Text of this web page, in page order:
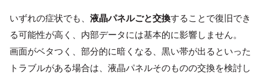
いずれの症状でも、 液晶パネルごと交換することで復旧でき
る可能性が高く、内部データには基本的に影響しません。
画面がベタつく、部分的に暗くなる、黒い帯が出るといった
トラブルがある場合は、液晶パネルそのものの交換を検討し